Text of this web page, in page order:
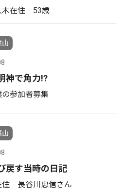
木在住 53歳
山
神で角力!?
参加者募集
山
戻す当時の日記
住 長谷川忠信さん